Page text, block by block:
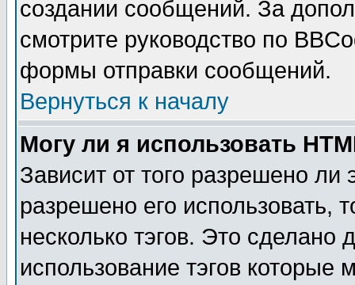
создании сообщений. За
смотрите руководство по
формы отправки сообщений.
Вернуться к началу
Могу ли я использовать
Зависит от того разрешено
разрешено его использовать,
несколько тэгов. Это сделано
использование тэгов